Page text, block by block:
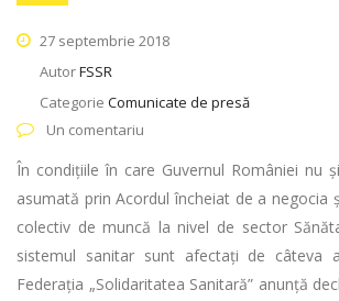
27 septembrie 2018
AutorFSSR
Categorie Comunicate de presă
Un comentariu
În condițiile în care Guvernul României nu
asumată prin Acordul încheiat de a negocia
colectiv de muncă la nivel de sector
sistemul sanitar sunt afectați de câteva
Federația „Solidaritatea Sanitară” anunță